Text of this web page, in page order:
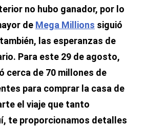
no hubo ganador, por lo
de Mega Millions siguió
las esperanzas de
Para este 29 de agosto,
cerca de 70 millones de
para comprar la casa de
el viaje que tanto
te proporcionamos detalles